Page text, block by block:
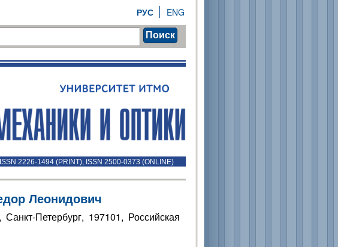
ENG
РУС
Поиск
ISSN 2226-1494 (PRINT), ISSN 2500-0373 (ONLINE)
Леонидович
Петербург, 197101, Российская